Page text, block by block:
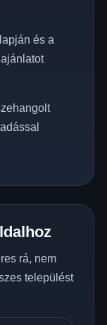
és a
rá, nem
települést